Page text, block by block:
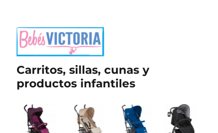
Carritos, sillas, cunas y
productos infantiles